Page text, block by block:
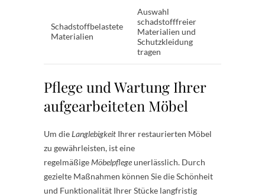
Schadstoffbelastete
Materialien
Auswahl
schadstofffreier
Materialien und
Schutzkleidung
tragen
Pflege und Wartung Ihrer
aufgearbeiteten Möbel
Um dieLanglebigkeit Ihrer restaurierten Möbel
zu gewährleisten, ist eine
regelmäßigeMöbelpflegeunerlässlich. Durch
gezielte Maßnahmen können Sie die Schönheit
und Funktionalität Ihrer Stücke langfristig